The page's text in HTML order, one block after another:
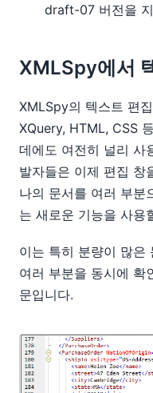
draft-07 버전을
XMLSpy에서
XMLSpy의 텍스트 편
XQuery, HTML, CSS
데에도 여전히 널리 사
발자들은 이제 편집 창
나의 문서를 여러 부분
는 새로운 기능을 사용
이는 특히 분량이 많은
여러 부분을 동시에 확
문입니다.